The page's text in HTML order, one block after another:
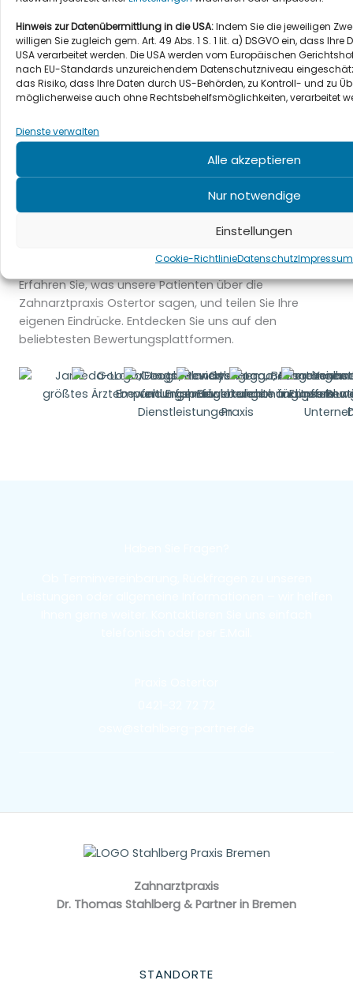
Hinweis zur Datenübermittlung in die USA:Indem Sie die jeweiligen
willigen Sie zugleich gem. Art. 49 Abs. 1 S. 1 lit. a) DSGVO ein, dass
USA verarbeitet werden. Die USA werden vom Europäischen
nach EU-Standards unzureichendem Datenschutzniveau
das Risiko, dass Ihre Daten durch US-Behörden, zu Kontroll- und zu
möglicherweise auch ohne Rechtsbehelfsmöglichkeiten, verarbeitet
Dienste verwalten
Alle akzeptieren
Nur notwendige
Einstellungen
Cookie-RichtlinieDatenschutzImpressum
Erfahren Sie, was unsere Patienten über die
Zahnarztpraxis Ostertor sagen, und teilen Sie Ihre
eigenen Eindrücke. Entdecken Sie uns auf den
beliebtesten Bewertungsplattformen.
Zahnarzt­praxis
Dr. Thomas Stahlberg & Partner in Bremen
STANDORTE